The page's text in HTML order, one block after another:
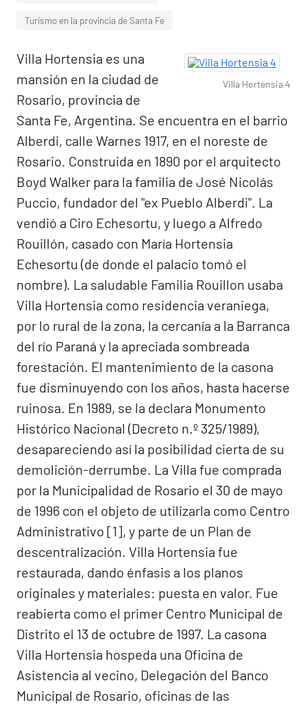
Turismo en la provincia de Santa Fe
Villa Hortensia 4
Villa Hortensia es una
mansión en la ciudad de
Rosario, provincia de
Santa Fe, Argentina. Se encuentra en el barrio
Alberdi, calle Warnes 1917, en el noreste de
Rosario. Construida en 1890 por el arquitecto
Boyd Walker para la familia de José Nicolás
Puccio, fundador del "ex Pueblo Alberdi". La
vendió a Ciro Echesortu, y luego a Alfredo
Rouillón, casado con María Hortensia
Echesortu (de donde el palacio tomó el
nombre). La saludable Familia Rouillon usaba
Villa Hortensia como residencia veraniega,
por lo rural de la zona, la cercanía a la Barranca
del río Paraná y la apreciada sombreada
forestación. El mantenimiento de la casona
fue disminuyendo con los años, hasta hacerse
ruinosa. En 1989, se la declara Monumento
Histórico Nacional (Decreto n.º 325/1989),
desapareciendo así la posibilidad cierta de su
demolición-derrumbe. La Villa fue comprada
por la Municipalidad de Rosario el 30 de mayo
de 1996 con el objeto de utilizarla como Centro
Administrativo [1], y parte de un Plan de
descentralización. Villa Hortensia fue
restaurada, dando énfasis a los planos
originales y materiales: puesta en valor. Fue
reabierta como el primer Centro Municipal de
Distrito el 13 de octubre de 1997. La casona
Villa Hortensia hospeda una Oficina de
Asistencia al vecino, Delegación del Banco
Municipal de Rosario, oficinas de las